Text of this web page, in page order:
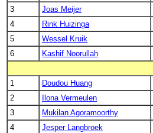
3
Joas Meijer
4
Rink Huizinga
5
Wessel Kruik
6
Kashif Noorullah
1
Doudou Huang
2
Ilona Vermeulen
3
Mukilan Agoramoorthy
4
Jesper Langbroek